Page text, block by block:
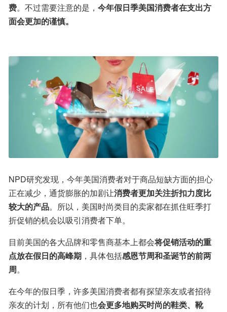
费。不过需要注意的是， 今年假日季美国消费者在支出方
面会更加的谨慎。
NPD研究发现，今年美国消费者对于商品短缺方面的担心
正在减少，通货膨胀的加剧让消费者更加关注折扣力度比
较大的产品。所以，美国时尚类目的卖家都在抓住旺季打
折促销的机会以吸引消费者下单。
目前美国的各大品牌和零售商基本上都会将促销活动的重
点放在假日的高峰期 ，具体包括感恩节周和圣诞节的前两
周。
在今年的假日季，许多美国消费者都有探望亲友或者招待
亲友的计划，所有他们也会更多地购买时尚的鞋类、靴